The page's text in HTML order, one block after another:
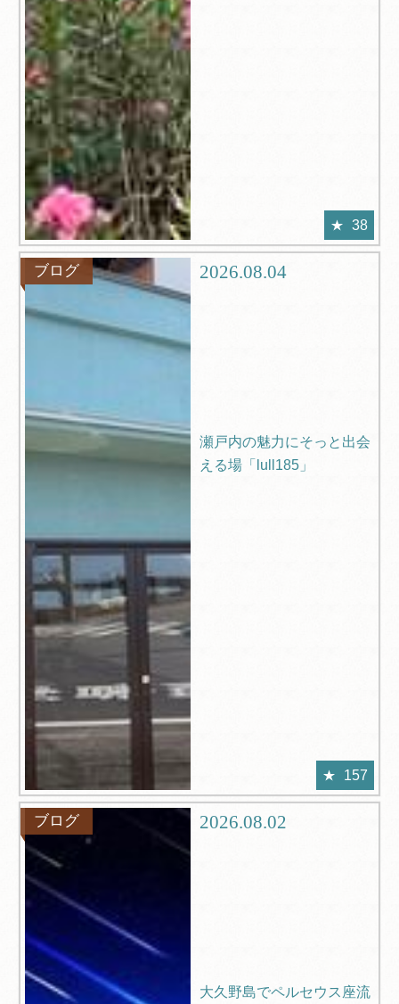
38
ブログ 2026.08.04
瀬戸内の魅力にそっと出会
える場「lull185」
157
ブログ 2026.08.02
大久野島でペルセウス座流